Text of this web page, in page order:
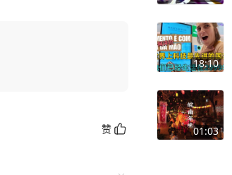
赞
18:10
01:03